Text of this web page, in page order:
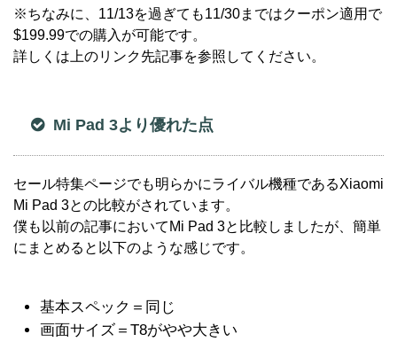
※ちなみに、11/13を過ぎても11/30まではクーポン適用で
$199.99での購入が可能です。
詳しくは上のリンク先記事を参照してください。
Mi Pad 3より優れた点
セール特集ページでも明らかにライバル機種であるXiaomi
Mi Pad 3との比較がされています。
僕も以前の記事においてMi Pad 3と比較しましたが、簡単
にまとめると以下のような感じです。
基本スペック＝同じ
画面サイズ＝T8がやや大きい